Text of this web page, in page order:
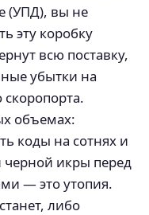
(УПД), вы не
эту коробку
всю поставку,
убытки на
объемах:
коды на сотнях и
черной икры перед
— это утопия.
либо